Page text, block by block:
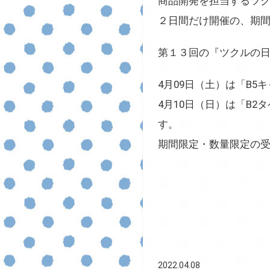
２日間だけ開催の、期
第１３回の『ツクルの
4月09日（土）は「B5
4月10日（日）は「B2
す。
期間限定・数量限定の
2022.04.08